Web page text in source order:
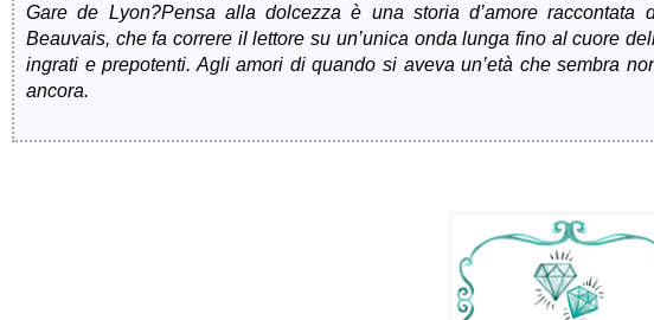
Gare de Lyon?Pensa alla dolcezza è una storia d’amore
Beauvais, che fa correre il lettore su un’unica onda lunga fino al cuore
ingrati e prepotenti. Agli amori di quando si aveva un’età che sembra
ancora.